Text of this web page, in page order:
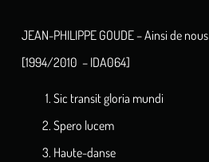
JEAN-PHILIPPE GOUDE – Ainsi de nous
[1994/2010 – IDA064]
Sic transit gloria mundi
Spero lucem
Haute-danse